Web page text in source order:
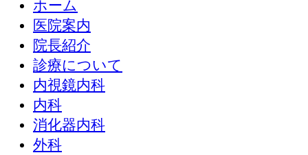
ホーム
医院案内
院長紹介
診療について
内視鏡内科
内科
消化器内科
外科